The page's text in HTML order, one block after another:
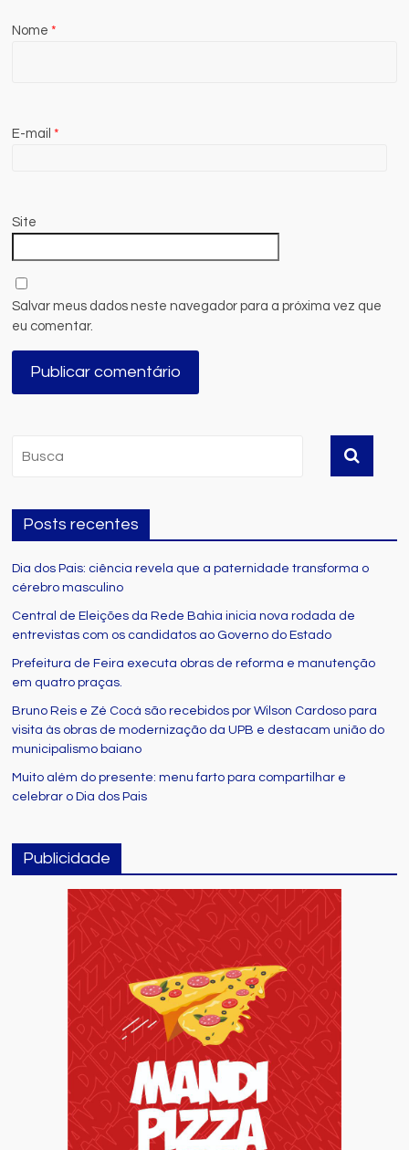
Nome*
E-mail*
Site
Salvar meus dados neste navegador para a próxima vez que
eu comentar.
Posts recentes
Dia dos Pais: ciência revela que a paternidade transforma o
cérebro masculino
Central de Eleições da Rede Bahia inicia nova rodada de
entrevistas com os candidatos ao Governo do Estado
Prefeitura de Feira executa obras de reforma e manutenção
em quatro praças.
Bruno Reis e Zé Cocá são recebidos por Wilson Cardoso para
visita às obras de modernização da UPB e destacam união do
municipalismo baiano
Muito além do presente: menu farto para compartilhar e
celebrar o Dia dos Pais
Publicidade